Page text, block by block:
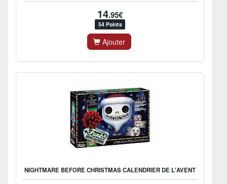
14.95€
54 Points
Ajouter
NIGHTMARE BEFORE CHRISTMAS CALENDRIER DE L'AVENT